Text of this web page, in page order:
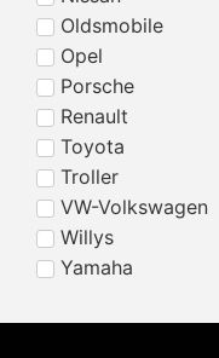
Oldsmobile
Opel
Porsche
Renault
Toyota
Troller
VW-Volkswagen
Willys
Yamaha